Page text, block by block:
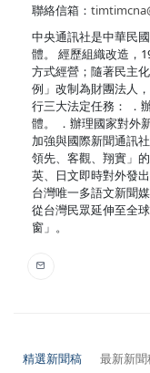
聯絡信箱：
中央通訊社是中華民
體。 經歷組織改造，
方式經營；隨著民主
例」改制為財團法人
行三大法定任務： ．
體。 ．辦理國家對外
加強與國際新聞通訊
領先、客觀、翔實」
英、日文即時對外發
台灣唯一多語文新聞
從台灣民眾延伸至全
窗」。
精選新聞稿 最新新聞